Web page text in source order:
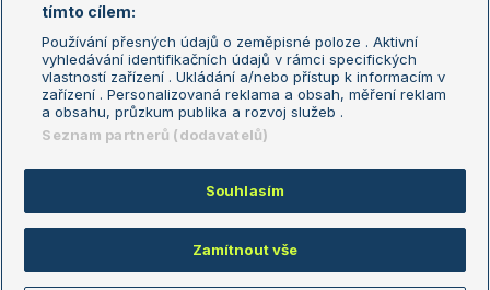
Podmínky užití
Nastavení soukromí
GDPR a žurnalistika
Reklama
Kontakt
Informace o zpracování osobních
údajů
Copyright © 2008-2026 TenisPortal.cz. Využíváme zpravodajství ČTK.
tímto cílem:
Používání přesných údajů o zeměpisné poloze . Aktivní
vyhledávání identifikačních údajů v rámci specifických
vlastností zařízení . Ukládání a/nebo přístup k informacím v
zařízení . Personalizovaná reklama a obsah, měření reklam
a obsahu, průzkum publika a rozvoj služeb .
Seznam partnerů (dodavatelů)
Souhlasím
Zamítnout vše